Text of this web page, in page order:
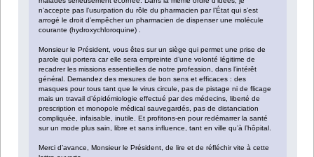
n’accepte pas l’usurpation du rôle du pharmacien par l’État qui s’est
arrogé le droit d’empêcher un pharmacien de dispenser une molécule
courante (hydroxychloroquine) .
Monsieur le Président, vous êtes sur un siège qui permet une prise de
parole qui portera car elle sera empreinte d’une volonté légitime de
recadrer les missions essentielles de notre profession, dans l’intérêt
général. Demandez des mesures de bon sens et efficaces : des
masques pour tous tant que le virus circule, pas de pistage ni de flicage
mais un travail d’épidémiologie effectué par des médecins, liberté de
prescription et monopole médical sauvegardés, pas de distanciation
compliquée, infaisable, inutile. Et profitons-en pour redémarrer la santé
sur un mode plus sain, libre et sans influence, tant en ville qu’à l’hôpital.
Merci d’avance, Monsieur le Président, de lire et de réfléchir vite à cette